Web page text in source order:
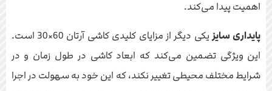
اهمیت پیدا می‌کند.
پایداری سایز
یکی دیگر از مزایای کلیدی کاشی آرتان 60×30 است.
این ویژگی تضمین می‌کند که ابعاد کاشی در طول زمان و در
شرایط مختلف محیطی تغییر نکند، که این خود به سهولت در اجرا